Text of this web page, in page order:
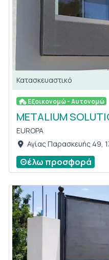
Κατασκευαστικό
Εξοικονομώ - Αυτονομώ
METALIUM
EUROPA
Αγίας Παρασκευής 49,
Θέλω προσφορά